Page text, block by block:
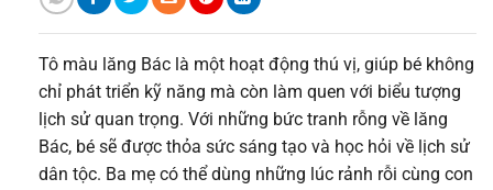
Tô màu lăng Bác là một hoạt động thú vị, giúp bé không
chỉ phát triển kỹ năng mà còn làm quen với biểu tượng
lịch sử quan trọng. Với những bức tranh rỗng về lăng
Bác, bé sẽ được thỏa sức sáng tạo và học hỏi về lịch sử
dân tộc. Ba mẹ có thể dùng những lúc rảnh rỗi cùng con